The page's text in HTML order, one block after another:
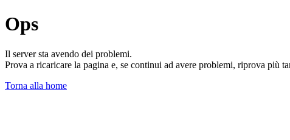
Ops
Il server sta avendo dei problemi.
Prova a ricaricare la pagina e, se continui ad avere problemi, riprova più
Torna alla home